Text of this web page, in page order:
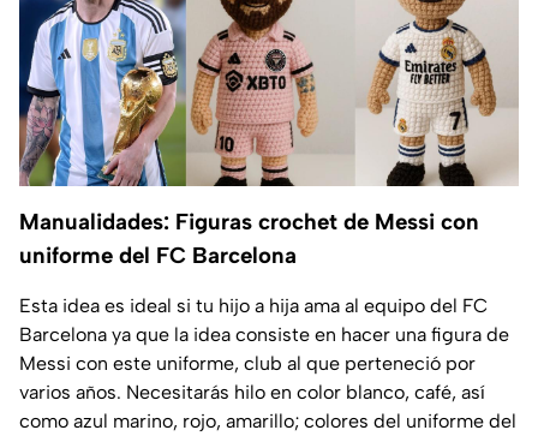
Manualidades: Figuras crochet de Messi con
uniforme del FC Barcelona
Esta idea es ideal si tu hijo a hija ama al equipo del FC
Barcelona ya que la idea consiste en hacer una figura de
Messi con este uniforme, club al que perteneció por
varios años. Necesitarás hilo en color blanco, café, así
como azul marino, rojo, amarillo; colores del uniforme del